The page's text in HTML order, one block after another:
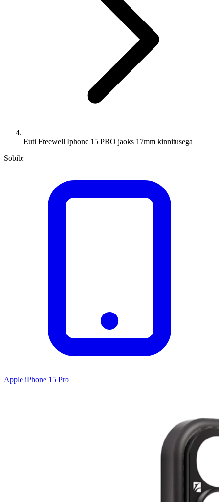
Euti Freewell Iphone 15 PRO jaoks 17mm kinnitusega
Sobib:
Apple iPhone 15 Pro